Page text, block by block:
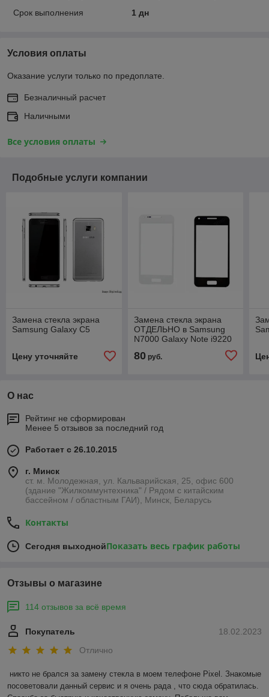
Срок выполнения
1 дн
Условия оплаты
Оказание услуги только по предоплате.
Безналичный расчет
Наличными
Все условия оплаты
Подобные услуги компании
Замена стекла экрана
Samsung Galaxy C5
Цену уточняйте
Замена стекла экрана
ОТДЕЛЬНО в Samsung
N7000 Galaxy Note i9220
80руб.
О нас
Рейтинг не сформирован
Менее 5 отзывов за последний год
Работает с 26.10.2015
г. Минск
ст. м. Молодежная, ул. Кальварийская, 25, офис 600
(здание "Жилкоммунтехника" / Рядом с китайским
бассейном / областным ГАИ), Минск, Беларусь
Контакты
Сегодня выходнойПоказать весь график работы
Отзывы о магазине
114 отзывов за всё время
18.02.2023
Покупатель
Отлично
никто не брался за замену стекла в моем телефоне Pixel. Знакомые
посоветовали данный сервис и я очень рада , что сюда обратилась.